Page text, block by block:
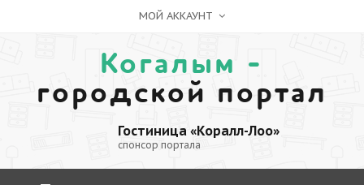
МОЙ АККАУНТ
Когалым -
городской портал
Гостиница «Коралл-Лоо»
спонсор портала